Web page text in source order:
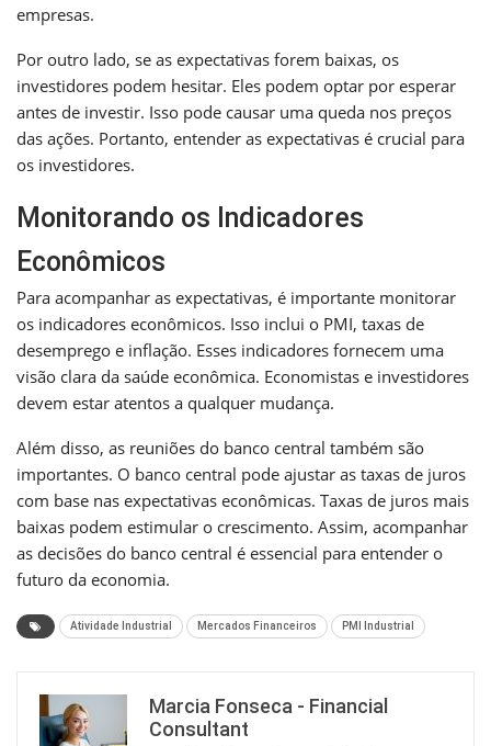
empresas.
Por outro lado, se as expectativas forem baixas, os
investidores podem hesitar. Eles podem optar por esperar
antes de investir. Isso pode causar uma queda nos preços
das ações. Portanto, entender as expectativas é crucial para
os investidores.
Monitorando os Indicadores
Econômicos
Para acompanhar as expectativas, é importante monitorar
os indicadores econômicos. Isso inclui o PMI, taxas de
desemprego e inflação. Esses indicadores fornecem uma
visão clara da saúde econômica. Economistas e investidores
devem estar atentos a qualquer mudança.
Além disso, as reuniões do banco central também são
importantes. O banco central pode ajustar as taxas de juros
com base nas expectativas econômicas. Taxas de juros mais
baixas podem estimular o crescimento. Assim, acompanhar
as decisões do banco central é essencial para entender o
futuro da economia.
Atividade Industrial Mercados Financeiros PMI Industrial
Marcia Fonseca - Financial
Consultant